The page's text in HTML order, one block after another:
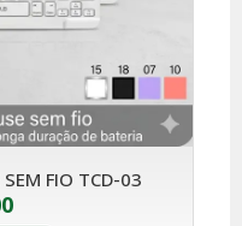
FIO TCD-03